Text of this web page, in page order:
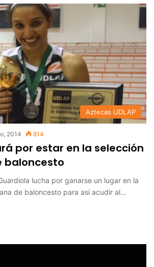
Aztecas UDLAP
2014 814
por estar en la selección
baloncesto
lucha por ganarse un lugar en la
de baloncesto para así acudir al…